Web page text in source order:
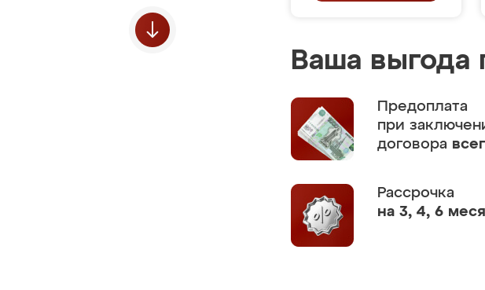
Ваша выгода
Предоплата
при
договора
Рассрочка
на 3, 4, 6